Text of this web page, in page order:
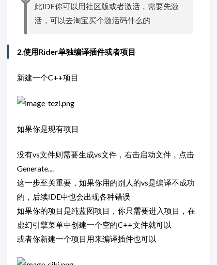
此IDE你可以用社区版或者激活，需要先激
活，可以去淘宝买个激活码什么的
2.使用Rider单独编译插件或者项目
新建一个C++项目
如果你是现有项目
没有vs文件则需要生成vs文件，右击启动文件，点击
Generate....
这一步至关重要，如果你用的别人的vs是编译不成功
的，后续IDE中也会出现各种错误
如果你的项目是纯蓝图项目，你只需要进入项目，在
虚幻引擎菜单中创建一个空的C++文件就可以
或者你新建一个项目用来编译插件也可以